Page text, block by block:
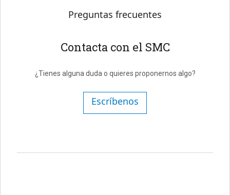
Preguntas frecuentes
Contacta con el SMC
¿Tienes alguna duda o quieres proponernos algo?
Escríbenos